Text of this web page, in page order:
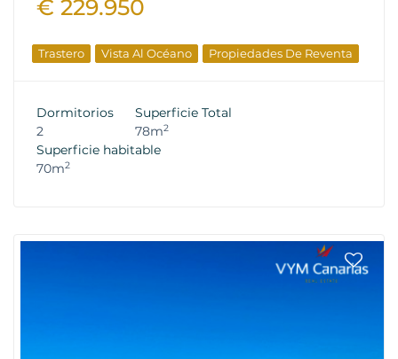
€ 229.950
Trastero Vista Al Océano Propiedades De Reventa
Dormitorios
2
Superficie Total
78m2
Superficie habitable
70m2